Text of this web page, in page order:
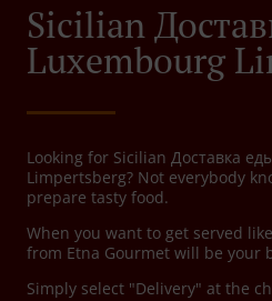
Sicilian
Luxembourg
Looking for Sicilian Доставка
Limpertsberg? Not everybody
prepare tasty food.
When you want to get served
from Etna Gourmet will be your
Simply select "Delivery" at the